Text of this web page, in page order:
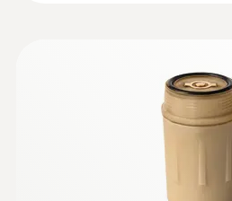
750 operating hours